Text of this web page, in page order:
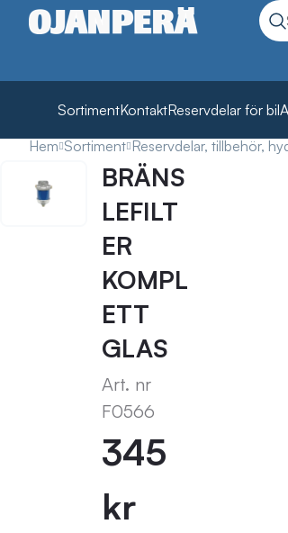
SortimentKontaktReservdelar för bil
Hem Sortiment Reservdelar, tillbehör,
BRÄNS
LEFILT
ER
KOMPL
ETT
GLAS
Art. nr
F0566
345
kr